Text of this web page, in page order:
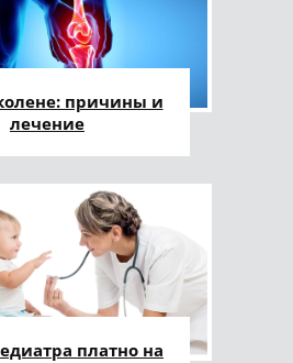
причины и
лечение
платно на